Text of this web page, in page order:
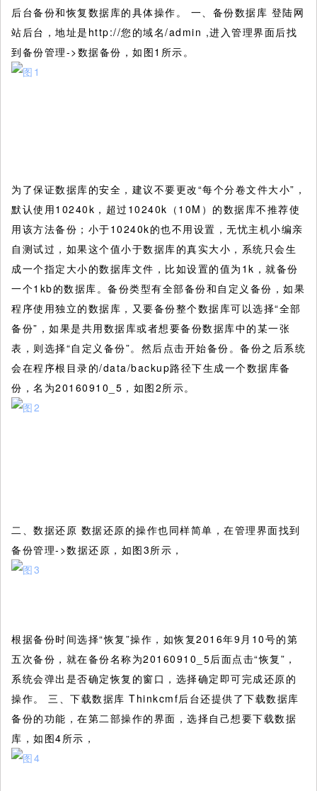
后台备份和恢复数据库的具体操作。
一、备份数据库 登陆网
站后台，地址是http://您的域名/admin ,进入管理界面后找
到备份管理->数据备份，如图1所示。
为了保证数据库的安全，建议不要更改“每个分卷文件大小”，
默认使用10240k，超过10240k（10M）的数据库不推荐使
用该方法备份；小于10240k的也不用设置，无忧主机小编亲
自测试过，如果这个值小于数据库的真实大小，系统只会生
成一个指定大小的数据库文件，比如设置的值为1k，就备份
一个1kb的数据库。备份类型有全部备份和自定义备份，如果
程序使用独立的数据库，又要备份整个数据库可以选择“全部
备份”，如果是共用数据库或者想要备份数据库中的某一张
表，则选择“自定义备份”。然后点击开始备份。备份之后系统
会在程序根目录的/data/backup路径下生成一个数据库备
份，名为20160910_5，如图2所示。
二、数据还原 数据还原的操作也同样简单，在管理界面找到
备份管理->数据还原，如图3所示，
根据备份时间选择“恢复”操作，如恢复2016年9月10号的第
五次备份，就在备份名称为20160910_5后面点击“恢复”，
系统会弹出是否确定恢复的窗口，选择确定即可完成还原的
操作。 三、下载数据库 Thinkcmf后台还提供了下载数据库
备份的功能，在第二部操作的界面，选择自己想要下载数据
库，如图4所示，